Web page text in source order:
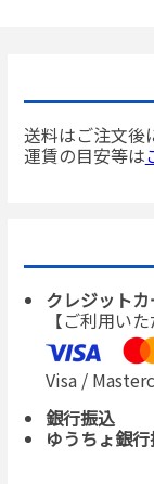
送料はご注文後
運賃の目安等は
クレジット
【ご利用い
Visa /
銀行振込
ゆうちょ銀